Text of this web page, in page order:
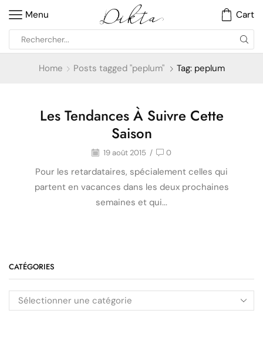
Menu Cart
Home Posts tagged "peplum" Tag: peplum
ModeLes Tendances À Suivre Cette
Saison
19 août 2015 / 0
Pour les retardataires, spécialement celles qui
partent en vacances dans les deux prochaines
semaines et qui...
CATÉGORIES